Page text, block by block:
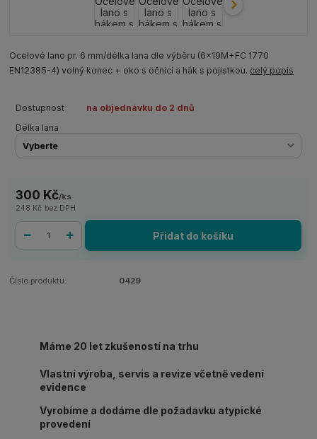
Ocelové lano pr. 6 mm/délka lana dle výběru (6x19M+FC 1770
EN12385-4) volný konec + oko s očnicí a hák s pojistkou. celý popis
Dostupnost
na objednávku do 2 dnů
Délka lana
300 Kč/ks
248 Kč bez DPH
Přidat do košíku
Číslo produktu: 0429
Máme 20 let zkušeností na trhu
Vlastní výroba, servis a revize včetně vedení
evidence
Vyrobíme a dodáme dle požadavku atypické
provedení